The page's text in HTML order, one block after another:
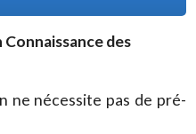
Connaissance des
ne nécessite pas de pré-